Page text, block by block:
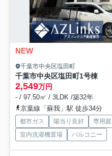
NEW
千葉市中央区塩田町
千葉市中央区塩田町1号棟
2,549万円
- / 97.50㎡ / 3LDK /築32年
京葉線「蘇我」駅 徒歩34分
都市ガス 陽当り良好 専用庭
室内洗濯機置場
バルコニー